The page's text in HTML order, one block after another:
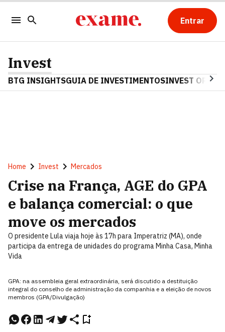
Entrar
Invest
BTG INSIGHTSGUIA DE INVESTIMENTOSINVEST OPINA
Home Invest Mercados
Crise na França, AGE do GPA
e balança comercial: o que
move os mercados
O presidente Lula viaja hoje às 17h para Imperatriz (MA), onde
participa da entrega de unidades do programa Minha Casa, Minha
Vida
GPA: na assembleia geral extraordinária, será discutido a destituição
integral do conselho de administração da companhia e a eleição de novos
membros (GPA/Divulgação)